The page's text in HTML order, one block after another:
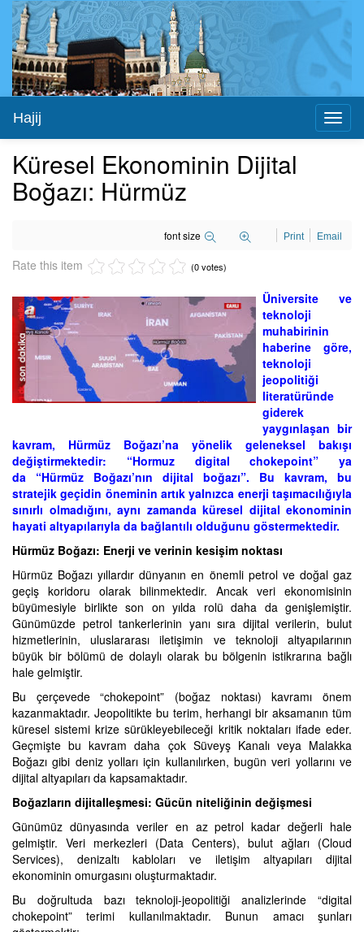
Hajij
Küresel Ekonominin Dijital
Boğazı: Hürmüz
font size Print Email
Rate this item (0 votes)
Üniversite ve
teknoloji
muhabirinin
haberine göre,
teknoloji
jeopolitiği
literatüründe
giderek
yaygınlaşan bir
kavram, Hürmüz Boğazı’na yönelik geleneksel bakışı
değiştirmektedir: “Hormuz digital chokepoint” ya
da “Hürmüz Boğazı’nın dijital boğazı”. Bu kavram, bu
stratejik geçidin öneminin artık yalnızca enerji taşımacılığıyla
sınırlı olmadığını, aynı zamanda küresel dijital ekonominin
hayati altyapılarıyla da bağlantılı olduğunu göstermektedir.
Hürmüz Boğazı: Enerji ve verinin kesişim noktası
Hürmüz Boğazı yıllardır dünyanın en önemli petrol ve doğal gaz
geçiş koridoru olarak bilinmektedir. Ancak veri ekonomisinin
büyümesiyle birlikte son on yılda rolü daha da genişlemiştir.
Günümüzde petrol tankerlerinin yanı sıra dijital verilerin, bulut
hizmetlerinin, uluslararası iletişimin ve teknoloji altyapılarının
büyük bir bölümü de dolaylı olarak bu bölgenin istikrarına bağlı
hale gelmiştir.
Bu çerçevede “chokepoint” (boğaz noktası) kavramı önem
kazanmaktadır. Jeopolitikte bu terim, herhangi bir aksamanın tüm
küresel sistemi krize sürükleyebileceği kritik noktaları ifade eder.
Geçmişte bu kavram daha çok Süveyş Kanalı veya Malakka
Boğazı gibi deniz yolları için kullanılırken, bugün veri yollarını ve
dijital altyapıları da kapsamaktadır.
Boğazların dijitalleşmesi: Gücün niteliğinin değişmesi
Günümüz dünyasında veriler en az petrol kadar değerli hale
gelmiştir. Veri merkezleri (Data Centers), bulut ağları (Cloud
Services), denizaltı kabloları ve iletişim altyapıları dijital
ekonominin omurgasını oluşturmaktadır.
Bu doğrultuda bazı teknoloji-jeopolitiği analizlerinde “digital
chokepoint” terimi kullanılmaktadır. Bunun amacı şunları